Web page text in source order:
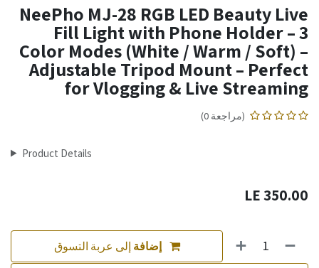
NeePho MJ-28 RGB LED Beauty Live
Fill Light with Phone Holder – 3
Color Modes (White / Warm / Soft) –
Adjustable Tripod Mount – Perfect
for Vlogging & Live Streaming
(مراجعة 0)
Product Details
350.00
إضافة إلى عربة التسوق